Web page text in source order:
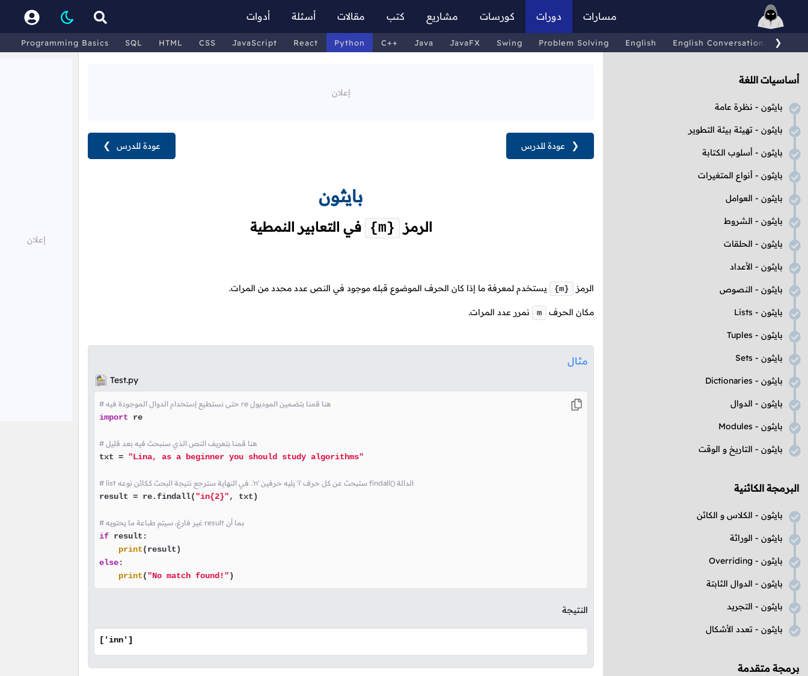
مسارات دورات كورسات مشاريع كتب مقالات أسئلة أدوات
Programming Basics SQL HTML CSS JavaScript React Python C++ Java JavaFX Swing Problem Solving English English Conversations ❯
أساسيات اللغة
بايثون - نظرة عامة
بايثون - تهيئة بيئة التطوير
بايثون - أسلوب الكتابة
بايثون - أنواع المتغيرات
بايثون - العوامل
بايثون - الشروط
بايثون - الحلقات
بايثون - الأعداد
بايثون - النصوص
بايثون - Lists
بايثون - Tuples
بايثون - Sets
بايثون - Dictionaries
بايثون - الدوال
بايثون - Modules
بايثون - التاريخ و الوقت
البرمجة الكائنية
بايثون - الكلاس و الكائن
بايثون - الوراثة
بايثون - Overriding
بايثون - الدوال الثابتة
بايثون - التجريد
بايثون - تعدد الأشكال
برمجة متقدمة
عودة للدرس ❯ ❮ عودة للدرس
بايثون
الرمز {m} في التعابير النمطية
الرمز {m} يستخدم لمعرفة ما إذا كان الحرف الموضوع قبله موجود في النص عدد محدد من المرات.
مكان الحرف m نمرر عدد المرات.
مثال
Test.py
# حتى نستطيع إستخدام الدوال الموجودة فيه re هنا قمنا بتضمين الموديول
import re
# هنا قمنا بتعريف النص الذي سنبحث فيه بعد قليل
txt = "Lina, as a beginner you should study algorithms"
# list في النهاية سترجع نتيجة البحث ككائن نوعه .'n' يليه حرفين 'i' ستبحث عن كل حرف findall() الدالة
result = re.findall("in{2}", txt)
# غير فارغ، سيتم طباعة ما يحتويه result بما أن
if result:
print
else:
print("No match found!")
النتيجة
['inn']